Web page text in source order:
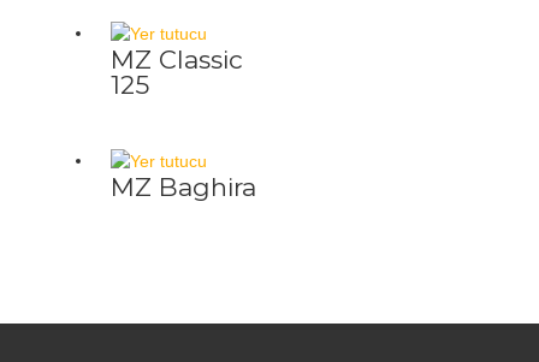
MZ Classic
125
MZ Baghira